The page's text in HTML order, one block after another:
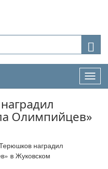
Олимпийцев»
наградил
в Жуковском